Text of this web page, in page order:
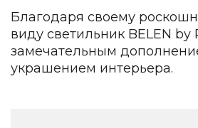
Мебель по
Мебель для HoReCa
Производство мебели на заказ
Корпусная мебель на заказ
Благодаря своему
виду светильник BELEN
замечательным
украшением интерьера.